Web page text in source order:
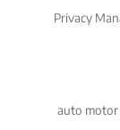
Privacy
auto